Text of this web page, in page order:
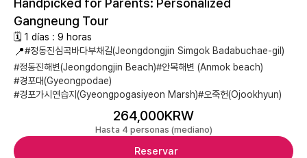
Handpicked for Parents: Personalized
Gangneung Tour
🗓 1 días : 9 horas
📍#정동진심곡바다부채길(Jeongdongjin Simgok Badabuchae-gil)
#정동진해변(Jeongdongjin Beach)#안목해변 (Anmok beach)
#경포대(Gyeongpodae)
#경포가시연습지(Gyeongpogasiyeon Marsh)#오죽헌(Ojookhyun)
264,000KRW
Hasta 4 personas (mediano)
Reservar